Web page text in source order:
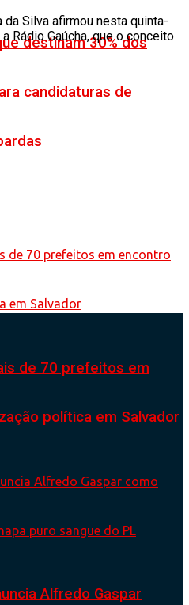
destinam 30% dos
candidaturas de
de 70 prefeitos em
política em Salvador
Alfredo Gaspar
Silva afirmou nesta quinta-
Rádio Gaúcha, que o conceito